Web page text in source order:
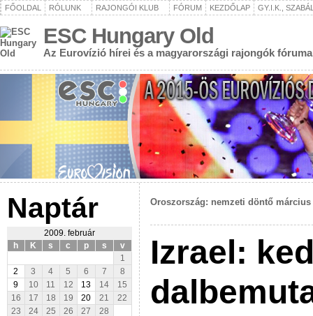
FŐOLDAL RÓLUNK RAJONGÓI KLUB FÓRUM KEZDŐLAP GY.I.K.,
ESC Hungary Old
Az Eurovízió hírei és a magyarországi rajongók fóruma
Naptár
2009. február
h
K s c p s
v
1
2
3 4 5 6 7
8
9
10 11 12 13 14
15
16
17 18 19 20 21
22
23
24 25 26 27 28
Oroszország: nemzeti döntő március
Izrael: